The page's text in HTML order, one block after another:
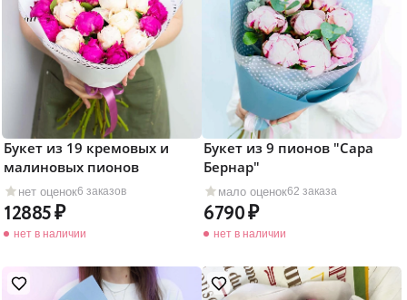
нет оценок6 заказов
Букет из 19 кремовых и
малиновых пионов
12885
нет в наличии
мало оценок62 заказа
Букет из 9 пионов "Сара
Бернар"
6790
нет в наличии